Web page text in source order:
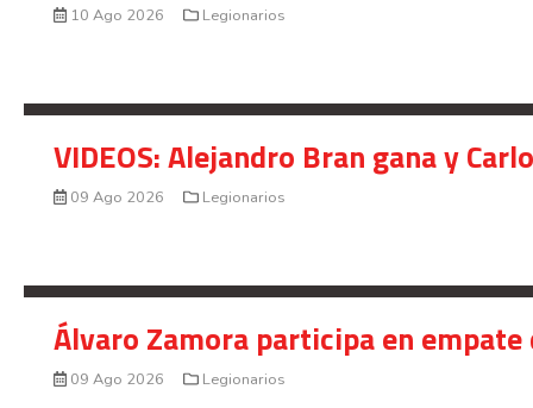
10 Ago 2026 Legionarios
VIDEOS: Alejandro Bran gana y
09 Ago 2026 Legionarios
Álvaro Zamora participa en
09 Ago 2026 Legionarios